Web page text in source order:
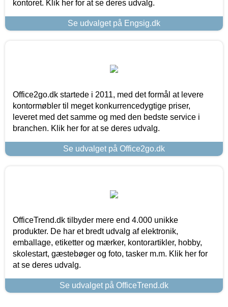
kontoret. Klik her for at se deres udvalg.
Se udvalget på Engsig.dk
Office2go.dk startede i 2011, med det formål at levere
kontormøbler til meget konkurrencedygtige priser,
leveret med det samme og med den bedste service i
branchen. Klik her for at se deres udvalg.
Se udvalget på Office2go.dk
OfficeTrend.dk tilbyder mere end 4.000 unikke
produkter. De har et bredt udvalg af elektronik,
emballage, etiketter og mærker, kontorartikler, hobby,
skolestart, gæstebøger og foto, tasker m.m. Klik her for
at se deres udvalg.
Se udvalget på OfficeTrend.dk